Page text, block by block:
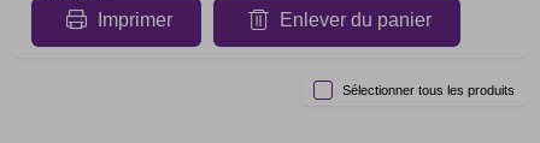
Sélectionner tous les produits
Imprimer Enlever du panier